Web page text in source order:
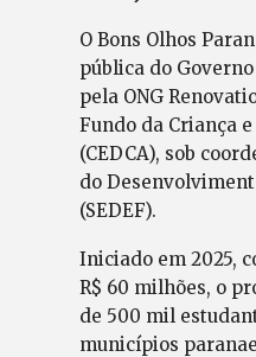
O Bons Olhos
pública do
pela ONG
Fundo da Criança
(CEDCA), sob
do
(SEDEF).
Iniciado em 2025,
R$ 60 milhões, o
de 500 mil
municípios